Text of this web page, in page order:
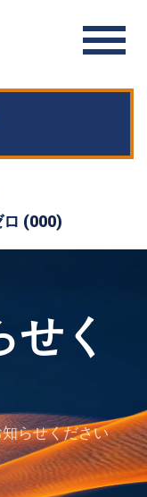
ロ (000)
く
らせください